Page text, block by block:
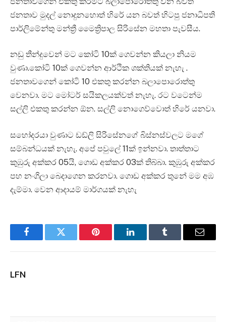
ජනතාව මුදල් නොදුනහොත් හිරේ යන බවත් හිටපු ජනාධිපති
පාර්ලිමේන්තු මන්ත්‍රී මෛත්‍රිපාල සිරිසේන මහතා පැවසීය.
නඩු තීන්දුවෙන් මට කෝටි 10ක් ගෙවන්න කියලා නියම
වුණා.කෝටි 10ක් ගෙවන්න ආර්ථික ශක්තියක් නැහැ .
ජනතාවගෙන් කෝටි 10 එකතු කරන්න බලාපොරොත්තු
වෙනවා. මට මෝටර් සයිකලයක්වත් නැහැ. රට වටෙන්ම
සල්ලි එකතු කරන්න ඕන. සල්ලි නොගෙව්වොත් හිරේ යනවා.
සහෝදරයා වුණාට ඩඩ්ලි සිරිසේනගේ බිස්නස්වලට මගේ
සම්බන්ධයක් නැහැ. අපේ පවුලේ 11ක් ඉන්නවා. තාත්තාට
කුඹුරු අක්කර 05යි, ගොඩ අක්කර 03ක් තිබ්බා. කුඹුරු අක්කර
පහ නංගිලා බෙදාගෙන කරනවා. ගොඩ අක්කර තුනේ මම අඹ
දැම්මා. වෙන ආදායම් මාර්ගයක් නැහැ
FacebookTwitter Pinterest LinkedInTumblr Email
LFN